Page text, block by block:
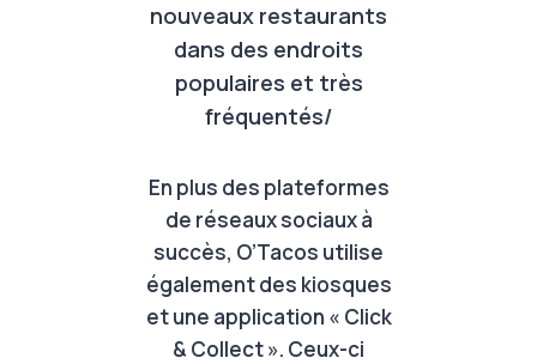
nouveaux restaurants
dans des endroits
populaires et très
fréquentés/
En plus des plateformes
de réseaux sociaux à
succès, O’Tacos utilise
également des kiosques
et une application « Click
& Collect ». Ceux-ci